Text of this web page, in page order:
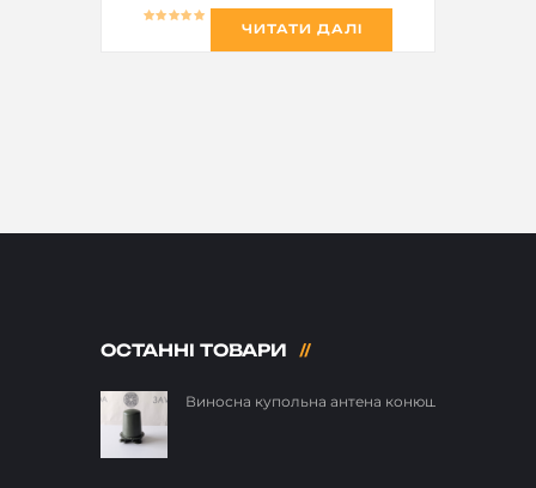
ЧИТАТИ ДАЛІ
ОСТАННІ ТОВАРИ
Виносна купольна антена конюшина для РЕБ